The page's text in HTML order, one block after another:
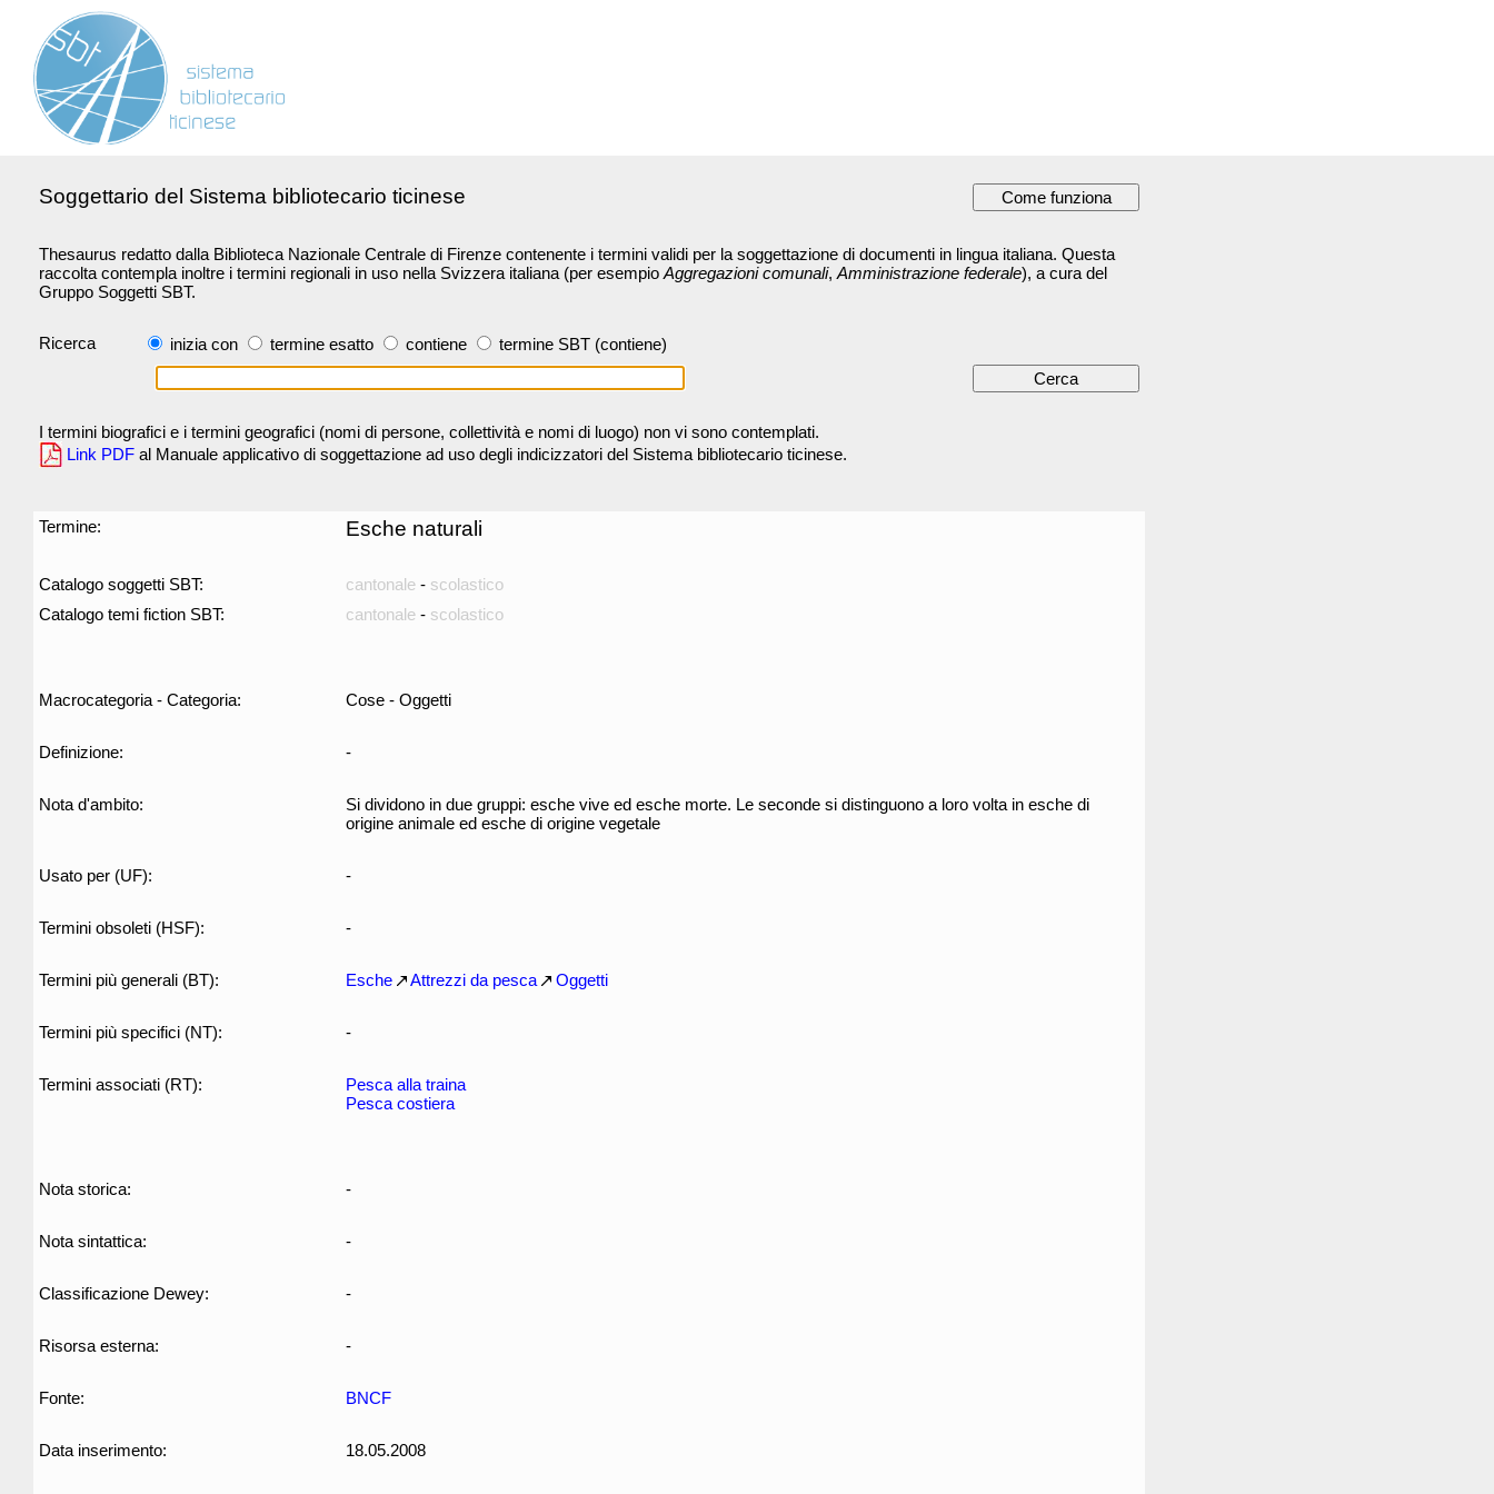
Soggettario del Sistema bibliotecario ticinese
Thesaurus redatto dalla Biblioteca Nazionale Centrale di Firenze contenente i termini validi per la soggettazione di documenti in lingua italiana. Questa
raccolta contempla inoltre i termini regionali in uso nella Svizzera italiana (per esempio Aggregazioni comunali, Amministrazione federale), a cura del
Gruppo Soggetti SBT.
Ricerca inizia con termine esatto contiene termine SBT (contiene)
I termini biografici e i termini geografici (nomi di persone, collettività e nomi di luogo) non vi sono contemplati.
Link PDF al Manuale applicativo di soggettazione ad uso degli indicizzatori del Sistema bibliotecario ticinese.
Termine: Esche naturali
Catalogo soggetti SBT: cantonale - scolastico
Catalogo temi fiction SBT:
cantonale - scolastico
Macrocategoria - Categoria: Cose - Oggetti
Definizione: -
Nota d'ambito:
Si dividono in due gruppi: esche vive ed esche morte. Le seconde si distinguono a loro volta in esche di
origine animale ed esche di origine vegetale
Usato per (UF): -
Termini obsoleti (HSF): -
Termini più generali (BT): Esche Attrezzi da pesca Oggetti
Termini più specifici (NT): -
Termini associati (RT):
Pesca alla traina
Pesca costiera
Nota storica: -
Nota sintattica: -
Classificazione Dewey: -
Risorsa esterna: -
Fonte: BNCF
Data inserimento: 18.05.2008